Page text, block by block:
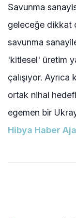
Savunma
geleceğe dikkat
savunma
'kitlesel' üretim
çalışıyor. Ayrıca
ortak nihai
egemen bir
Hibya Haber